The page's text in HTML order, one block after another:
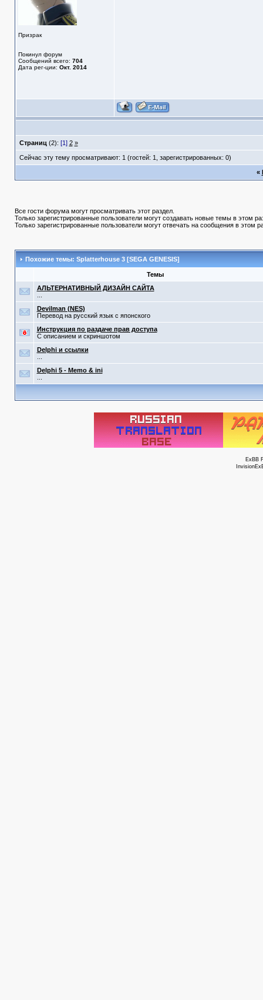
Призрак
Покинул форум
Сообщений всего: 704
Дата рег-ции: Окт. 2014
Страниц (2): [1] 2 »
Сейчас эту тему просматривают: 1 (гостей: 1, зарегистрированных: 0)
«
Все гости форума могут просматривать этот раздел.
Только зарегистрированные пользователи могут создавать новые темы в этом
Только зарегистрированные пользователи могут отвечать на сообщения в этом
Похожие темы: Splatterhouse 3 [SEGA GENESIS]
Темы
АЛЬТЕРНАТИВНЫЙ ДИЗАЙН САЙТА
Devilman (NES)
Перевод на русский язык с японского
Инструкция по раздаче прав доступа
С описанием и скриншотом
Delphi и ссылки
Delphi 5 - Memo & ini
ExBB